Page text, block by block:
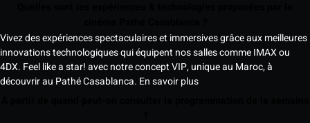
Vivez des expériences spectaculaires et immersives grâce aux meilleures
innovations technologiques qui équipent nos salles comme IMAX ou
4DX. Feel like a star! avec notre concept VIP, unique au Maroc, à
découvrir au Pathé Casablanca. En savoir plus